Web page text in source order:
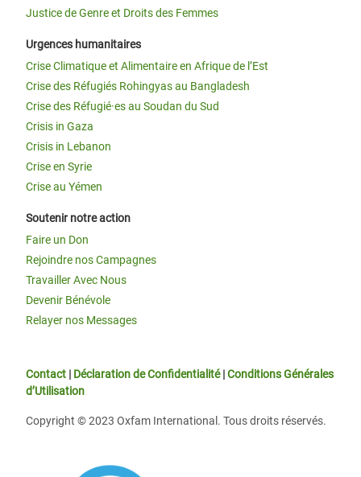
Justice de Genre et Droits des Femmes
Urgences humanitaires
Crise Climatique et Alimentaire en Afrique de l’Est
Crise des Réfugiés Rohingyas au Bangladesh
Crise des Réfugié·es au Soudan du Sud
Crisis in Gaza
Crisis in Lebanon
Crise en Syrie
Crise au Yémen
Soutenir notre action
Faire un Don
Rejoindre nos Campagnes
Travailler Avec Nous
Devenir Bénévole
Relayer nos Messages
Contact | Déclaration de Confidentialité|Conditions Générales
d’Utilisation
Copyright © 2023 Oxfam International. Tous droits réservés.